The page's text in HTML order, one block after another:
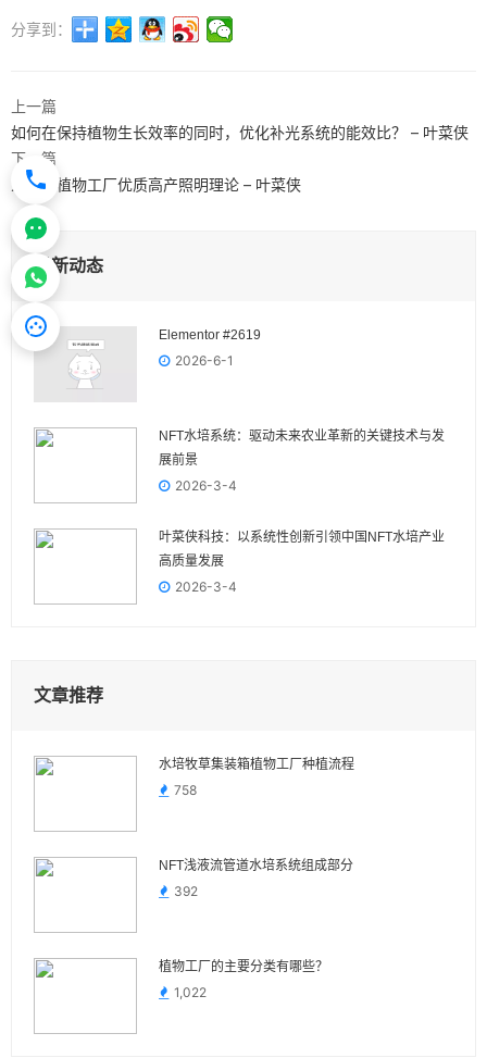
分享到：
上一篇
如何在保持植物生长效率的同时，优化补光系统的能效比？ – 叶菜侠
下一篇
人工光植物工厂优质高产照明理论 – 叶菜侠
最新动态
Elementor #2619
2026-6-1
NFT水培系统：驱动未来农业革新的关键技术与发
展前景
2026-3-4
叶菜侠科技：以系统性创新引领中国NFT水培产业
高质量发展
2026-3-4
文章推荐
水培牧草集装箱植物工厂种植流程
758
NFT浅液流管道水培系统组成部分
392
植物工厂的主要分类有哪些？
1,022